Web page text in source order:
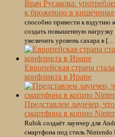
Врач Русакова:
к брожению в кишечнике
способно привести к
создать повышенную
увеличить уровень сахара в
Европейская страна
конфликта в Иране
Представлен лаунчер,
смартфона в копию
Rubik создаёт лаунчер для
смартфона под стиль